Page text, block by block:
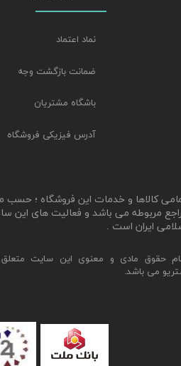
حقوق مادی و معنوی این سایت متعلق
می باشد.
نماد اعتماد
ضمانت بازگشت وجه
باشگاه مشتریان
آدرس فیزیکی فروشگاه
کالاها و خدمات این فروشگاه ؛ حسب
مربوطه می باشد و فعالیت های این
ایران است .